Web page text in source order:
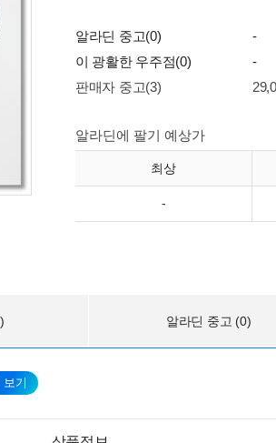
알라딘 중고(0)
-
이 광활한 우주점(0)
-
판매자 중고(3)
알라딘에 팔기 예상가
최상
-
알라딘 중고 (0)
기